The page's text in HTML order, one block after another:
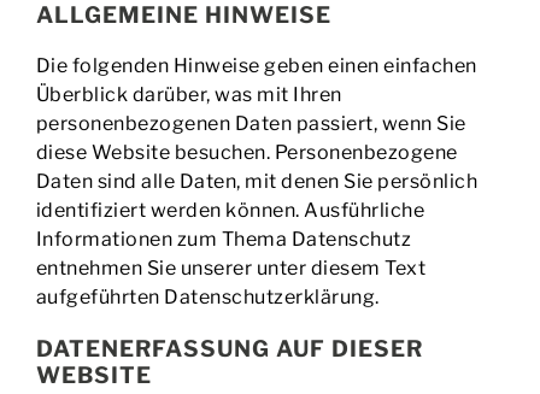
KRIMI-TISCH
BUCHEN | PREISE
EVENTS
KONTAKT
ALLGEMEINE HINWEISE
Die folgenden Hinweise geben einen einfachen
Überblick darüber, was mit Ihren
personenbezogenen Daten passiert, wenn Sie
diese Website besuchen. Personenbezogene
Daten sind alle Daten, mit denen Sie persönlich
identifiziert werden können. Ausführliche
Informationen zum Thema Datenschutz
entnehmen Sie unserer unter diesem Text
aufgeführten Datenschutzerklärung.
DATENERFASSUNG AUF DIESER
WEBSITE